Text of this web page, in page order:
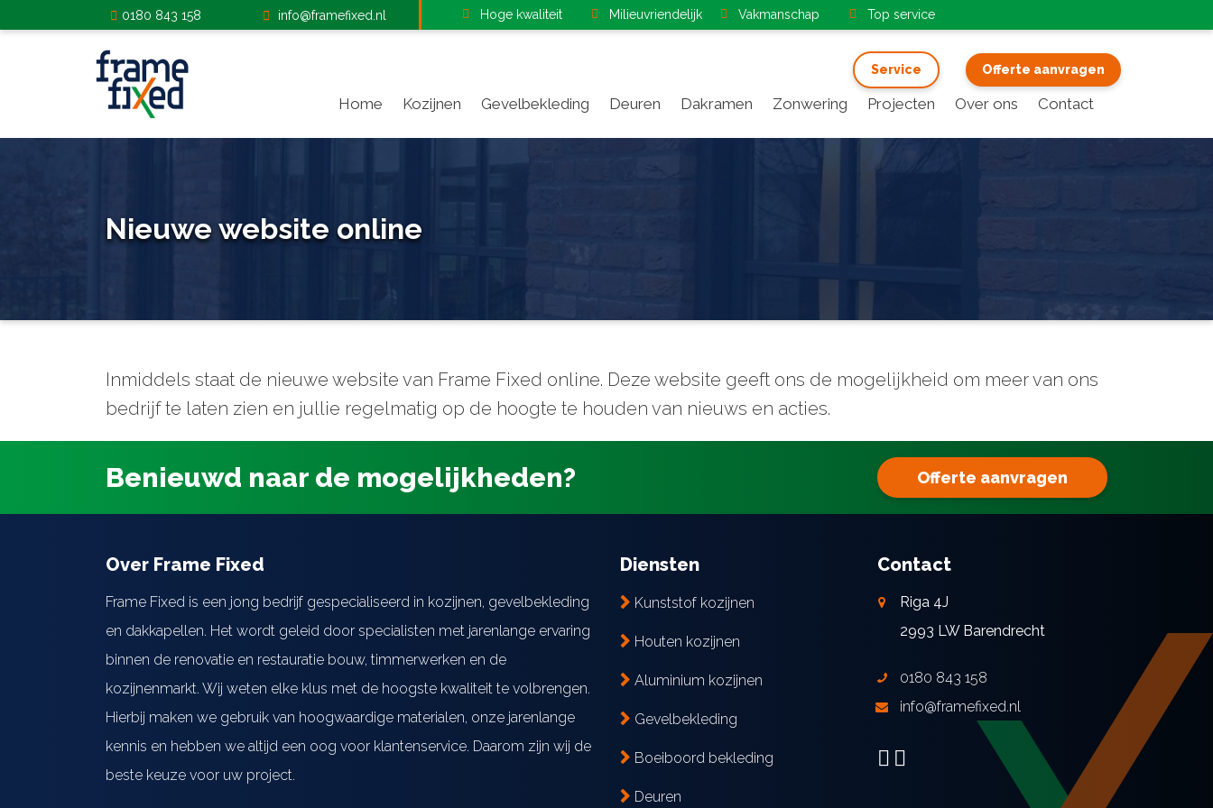
Kozijnen
0180 843 158 info@framefixed.nl Hoge kwaliteit Milieuvriendelijk Vakmanschap Top service
Service Offerte aanvragen
Home Kozijnen Gevelbekleding Deuren Dakramen Zonwering Projecten Over ons Contact
Nieuwe website online
Inmiddels staat de nieuwe website van Frame Fixed online. Deze website geeft ons de mogelijkheid om meer van ons
bedrijf te laten zien en jullie regelmatig op de hoogte te houden van nieuws en acties.
Benieuwd naar de mogelijkheden? Offerte aanvragen
Over Frame Fixed
Frame Fixed is een jong bedrijf gespecialiseerd in kozijnen, gevelbekleding
en dakkapellen. Het wordt geleid door specialisten met jarenlange ervaring
binnen de renovatie en restauratie bouw, timmerwerken en de
kozijnenmarkt. Wij weten elke klus met de hoogste kwaliteit te volbrengen.
Hierbij maken we gebruik van hoogwaardige materialen, onze jarenlange
kennis en hebben we altijd een oog voor klantenservice. Daarom zijn wij de
beste keuze voor uw project.
Diensten
Kunststof kozijnen
Houten kozijnen
Aluminium kozijnen
Gevelbekleding
Boeiboord bekleding
Deuren
Contact
Riga 4J
2993 LW Barendrecht
0180 843 158
info@framefixed.nl